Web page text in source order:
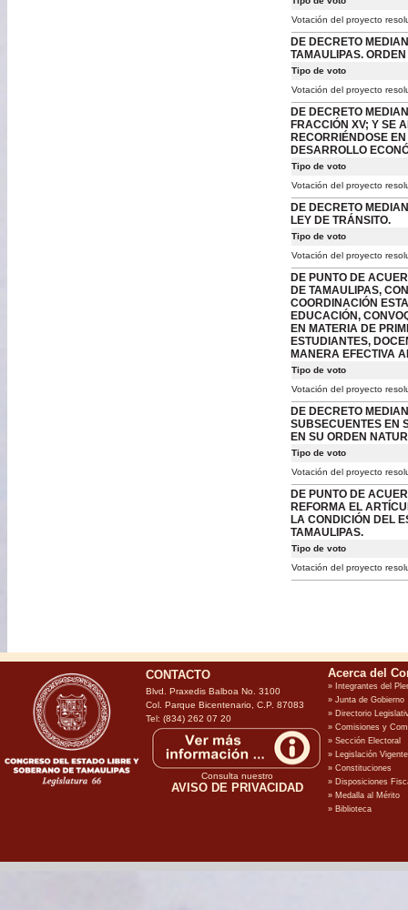
Votación del proyecto
DE DECRETO
TAMAULIPAS.
Tipo de voto
Votación del proyecto
DE DECRETO
FRACCIÓN XV; Y SE
RECORRIÉNDOSE
DESARROLLO
Tipo de voto
Votación del proyecto
DE DECRETO
LEY DE TRÁNSITO.
Tipo de voto
Votación del proyecto
DE PUNTO DE
DE TAMAULIPAS,
COORDINACIÓN
EDUCACIÓN,
EN MATERIA DE
ESTUDIANTES,
MANERA EFECTIVA
Tipo de voto
Votación del proyecto
DE DECRETO
SUBSECUENTES EN
EN SU ORDEN
Tipo de voto
Votación del proyecto
DE PUNTO DE
REFORMA EL
LA CONDICIÓN DEL
TAMAULIPAS.
Tipo de voto
Votación del proyecto
CONTACTO
Blvd. Praxedis Balboa No. 3100
Col. Parque Bicentenario, C.P. 87083
Tel: (834) 262 07 20
Consulta nuestro
AVISO DE PRIVACIDAD